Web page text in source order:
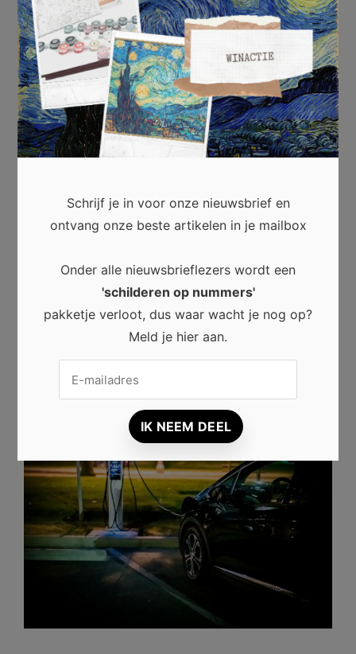
aanpasbare opties kunnen toiletverhuurbedrijven
voldoen aan diverse eisen, waardoor deelnemers,
medewerkers en bezoekers in comfort en gemak
kunnen genieten, zelfs in tijdelijke situaties.
Facebook Twitter Pinterest
LinkedIn
je bedrijf met het
aanschaffen van laadpalen!
Jan
3 augustus, 2023
Schrijf je in voor onze nieuwsbrief en
ontvang onze beste artikelen in je mailbox
Onder alle nieuwsbrieflezers wordt een
'schilderen op nummers'
pakketje verloot, dus waar wacht je nog op?
Meld je hier aan.